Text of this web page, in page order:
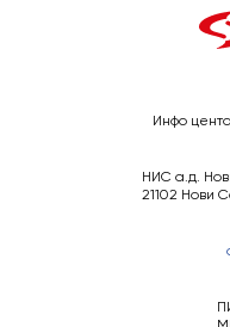
Инфо
НИС а.д.
21102 Нови